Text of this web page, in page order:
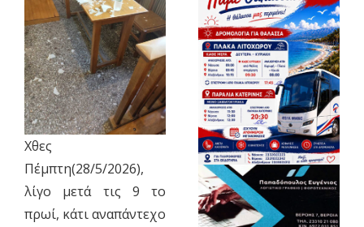
Χθες
Πέμπτη(28/5/2026),
λίγο μετά τις 9 το
πρωί, κάτι αναπάντεχο